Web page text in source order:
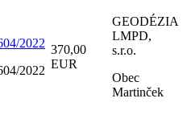
2022
2022
370,00
EUR
GEODÉZIA
LMPD,
s.r.o.
Obec
Martinček